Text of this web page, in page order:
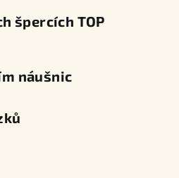
špercích TOP
náušnic